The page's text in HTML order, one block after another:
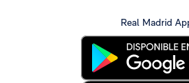
Real Madrid